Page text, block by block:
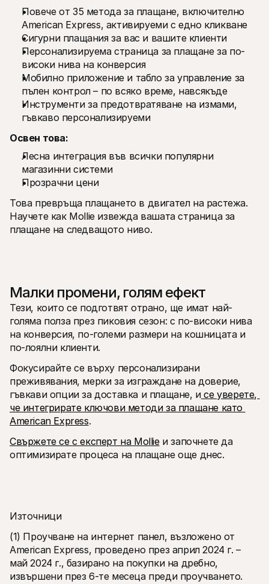
Повече от 35 метода за плащане, включително
American Express, активируеми с едно кликване
Сигурни плащания за вас и вашите клиенти
Персонализируема страница за плащане за по-
високи нива на конверсия
Мобилно приложение и табло за управление за
пълен контрол – по всяко време, навсякъде
Инструменти за предотвратяване на измами,
гъвкаво персонализируеми
Освен това:
Лесна интеграция във всички популярни
магазинни системи
Прозрачни цени
Това превръща плащането в двигател на растежа.
Научете как Mollie извежда вашата страница за
плащане на следващото ниво.
Малки промени, голям ефект
Тези, които се подготвят отрано, ще имат най-
голяма полза през пиковия сезон: с по-високи нива
на конверсия, по-големи размери на кошницата и
по-лоялни клиенти.
Фокусирайте се върху персонализирани
преживявания, мерки за изграждане на доверие,
гъвкави опции за доставка и плащане, и се уверете,
че интегрирате ключови методи за плащане като
American Express.
Свържете се с експерт на Mollie и започнете да
оптимизирате процеса на плащане още днес.
Източници
(1) Проучване на интернет панел, възложено от
American Express, проведено през април 2024 г. –
май 2024 г., базирано на покупки на дребно,
извършени през 6-те месеца преди проучването.